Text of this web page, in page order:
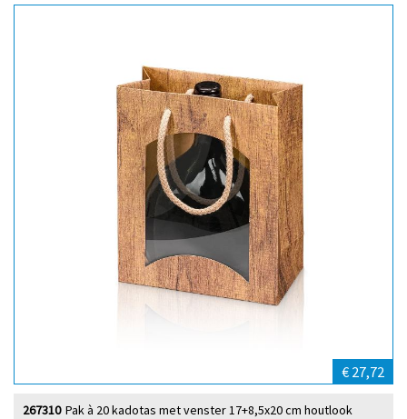
€ 27,72
Pak à 20 kadotas met venster 17+8,5x20 cm houtlook
267310